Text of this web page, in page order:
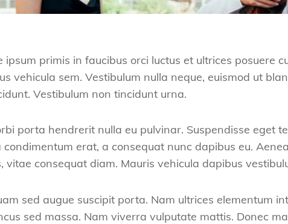
ipsum primis in faucibus orci luctus et ultrices posuere
vehicula sem. Vestibulum nulla neque, euismod ut
Vestibulum non tincidunt urna.
porta hendrerit nulla eu pulvinar. Suspendisse eget
erat, a consequat nunc dapibus eu.
vitae consequat diam. Mauris vehicula dapibus
sed augue suscipit porta. Nam ultrices elementum
sed massa. Nam viverra vulputate mattis. Donec